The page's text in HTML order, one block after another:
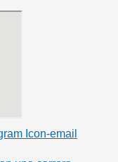
Icon-email